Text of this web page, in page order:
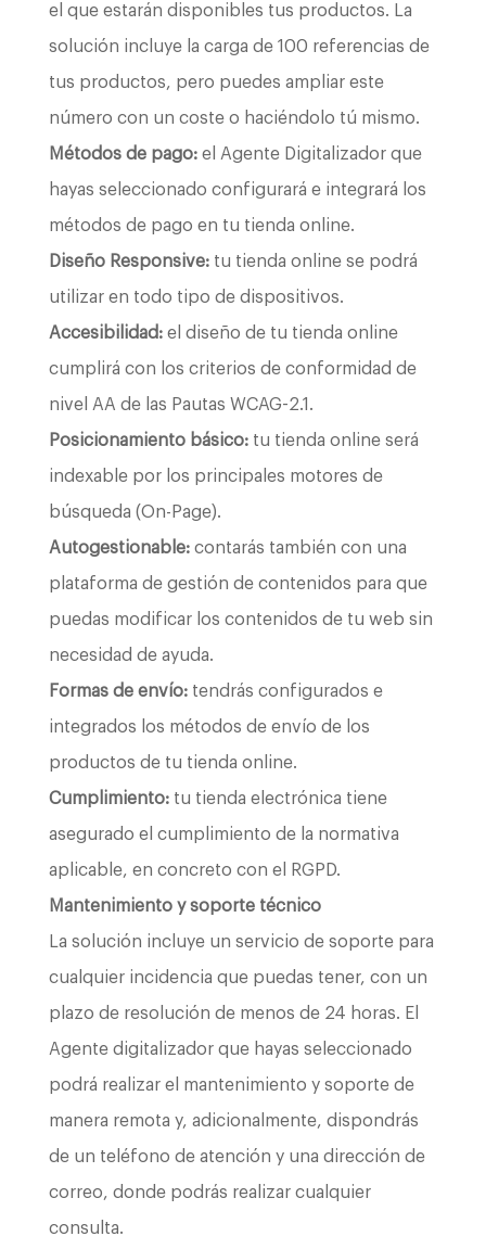
el que estarán disponibles tus productos. La
solución incluye la carga de 100 referencias de
tus productos, pero puedes ampliar este
número con un coste o haciéndolo tú mismo.
Métodos de pago:el Agente Digitalizador que
hayas seleccionado configurará e integrará los
métodos de pago en tu tienda online.
Diseño Responsive:tu tienda online se podrá
utilizar en todo tipo de dispositivos.
Accesibilidad:el diseño de tu tienda online
cumplirá con los criterios de conformidad de
nivel AA de las Pautas WCAG-2.1.
Posicionamiento básico:tu tienda online será
indexable por los principales motores de
búsqueda (On-Page).
Autogestionable:contarás también con una
plataforma de gestión de contenidos para que
puedas modificar los contenidos de tu web sin
necesidad de ayuda.
Formas de envío:tendrás configurados e
integrados los métodos de envío de los
productos de tu tienda online.
Cumplimiento:tu tienda electrónica tiene
asegurado el cumplimiento de la normativa
aplicable, en concreto con el RGPD.
Mantenimiento y soporte técnico
La solución incluye un servicio de soporte para
cualquier incidencia que puedas tener, con un
plazo de resolución de menos de 24 horas. El
Agente digitalizador que hayas seleccionado
podrá realizar el mantenimiento y soporte de
manera remota y, adicionalmente, dispondrás
de un teléfono de atención y una dirección de
correo, donde podrás realizar cualquier
consulta.